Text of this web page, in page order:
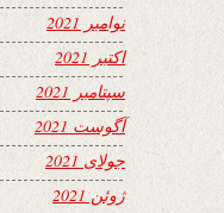
نوامبر 2021
اکتبر 2021
سپتامبر 2021
آگوست 2021
جولای 2021
ژوئن 2021